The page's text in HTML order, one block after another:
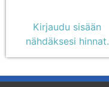
Kirjaudu sisään
nähdäksesi hinnat.